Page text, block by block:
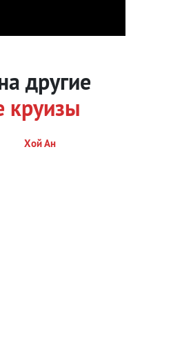
другие
круизы
Хой Ан